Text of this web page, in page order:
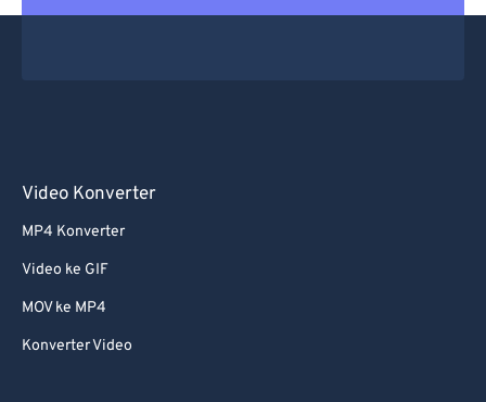
Video Konverter
MP4 Konverter
Video ke GIF
MOV ke MP4
Konverter Video